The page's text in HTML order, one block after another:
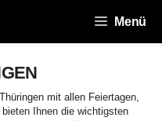
Menü
mit allen Feiertagen,
Ihnen die wichtigsten